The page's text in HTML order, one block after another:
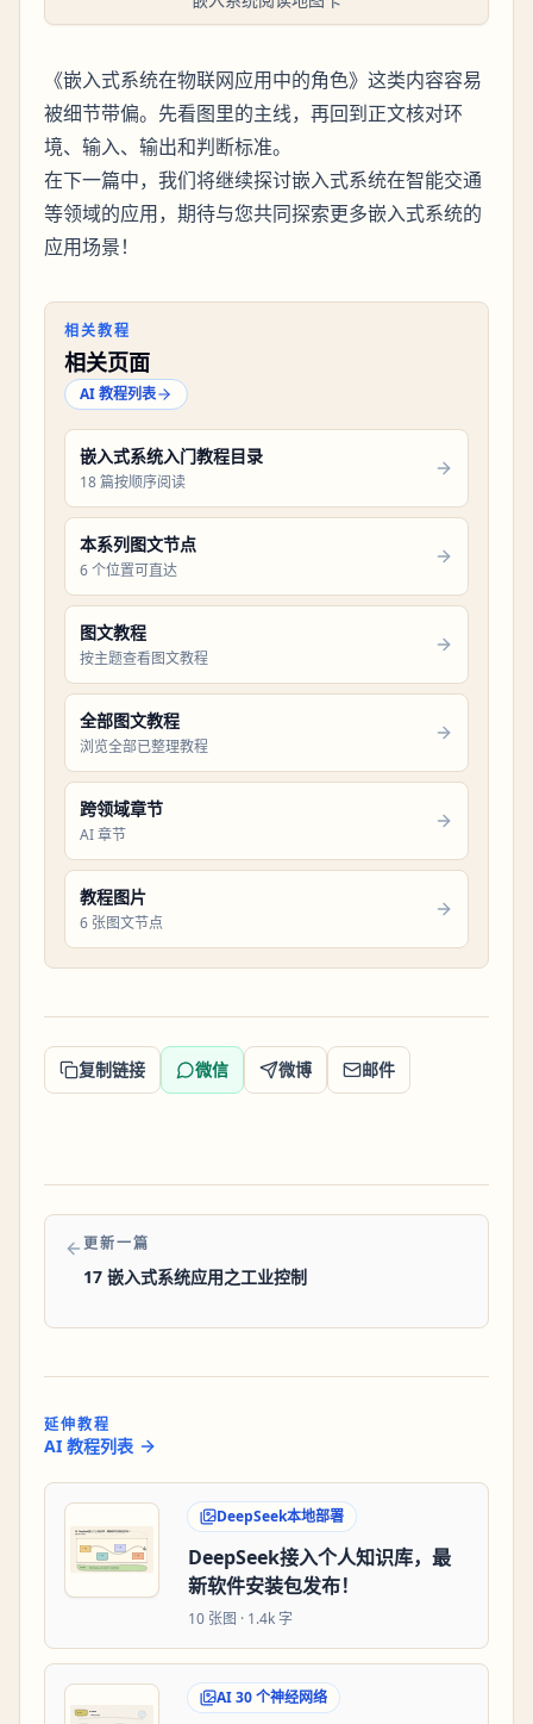
《嵌入式系统在物联网应用中的角色》这类内容容易
被细节带偏。先看图里的主线，再回到正文核对环
境、输入、输出和判断标准。
在下一篇中，我们将继续探讨嵌入式系统在智能交通
等领域的应用，期待与您共同探索更多嵌入式系统的
应用场景！
相关教程
相关页面
AI 教程列表
嵌入式系统入门教程目录
18 篇按顺序阅读
本系列图文节点
6 个位置可直达
图文教程
按主题查看图文教程
全部图文教程
浏览全部已整理教程
跨领域章节
AI 章节
教程图片
6 张图文节点
复制链接 微信 微博 邮件
更新一篇
17 嵌入式系统应用之工业控制
延伸教程
AI 教程列表
DeepSeek本地部署
DeepSeek接入个人知识库，最
新软件安装包发布！
10 张图 · 1.4k 字
AI 30 个神经网络